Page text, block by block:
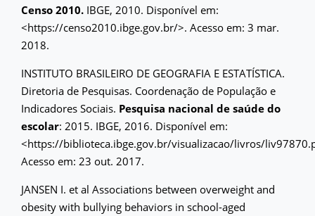
Censo 2010. IBGE, 2010. Disponível em:
<https://censo2010.ibge.gov.br/>. Acesso em: 3 mar.
2018.
INSTITUTO BRASILEIRO DE GEOGRAFIA E ESTATÍSTICA.
Diretoria de Pesquisas. Coordenação de População e
Indicadores Sociais. Pesquisa nacional de saúde do
escolar: 2015. IBGE, 2016. Disponível em:
<https://biblioteca.ibge.gov.br/visualizacao/livros/
Acesso em: 23 out. 2017.
JANSEN I. et al Associations between overweight and
obesity with bullying behaviors in school-aged